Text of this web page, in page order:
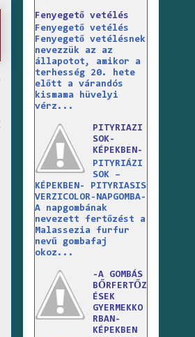
Fenyegető vetélés
Fenyegető vetélés
Fenyegető vetélésnek
nevezzük az az
állapotot, amikor a
terhesség 20. hete
előtt a várandós
kismama hüvelyi
vérz...
PITYRIAZI
SOK-
KÉPEKBEN-
PITYRIÁZI
SOK –
KÉPEKBEN- PITYRIASIS
VERZICOLOR-NAPGOMBA-
A napgombának
nevezett fertőzést a
Malassezia furfur
nevű gombafaj
okoz...
-A GOMBÁS
BŐRFERTŐZ
ÉSEK
GYERMEKKO
RBAN-
KÉPEKBEN